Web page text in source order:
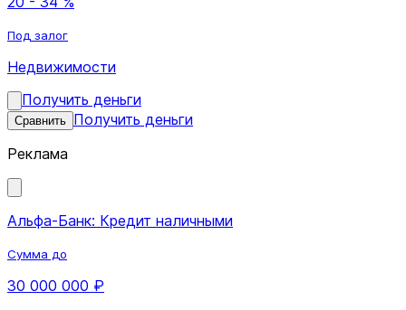
Под залог
Недвижимости
Получить деньги
Сравнить Получить деньги
Реклама
Альфа-Банк: Кредит наличными
Сумма до
30 000 000 ₽